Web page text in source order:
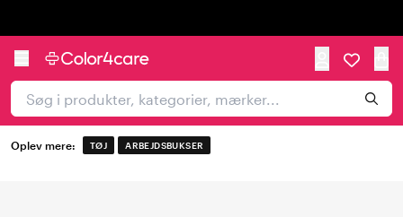
Oplev mere: TØJ ARBEJDSBUKSER